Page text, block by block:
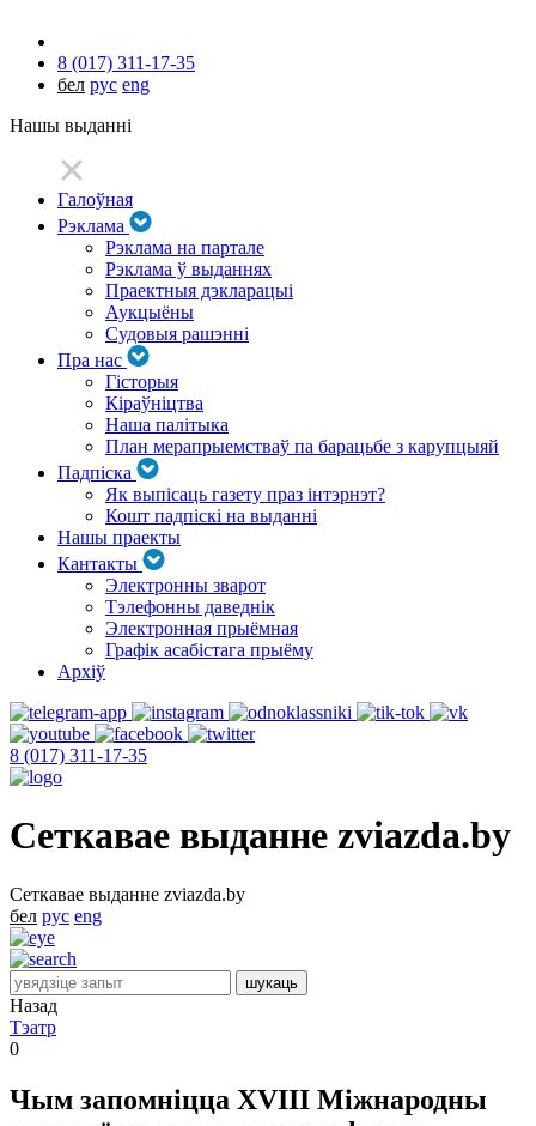
8 (017) 311-17-35
бел рус eng
Нашы выданні
Галоўная
Рэклама
Рэклама на партале
Рэклама ў выданнях
Праектныя дэкларацыі
Аукцыёны
Судовыя рашэнні
Пра нас
Гісторыя
Кіраўніцтва
Наша палітыка
План мерапрыемстваў па барацьбе з карупцыяй
Падпіска
Як выпісаць газету праз інтэрнэт?
Кошт падпіскі на выданні
Нашы праекты
Кантакты
Электронны зварот
Тэлефонны даведнік
Электронная прыёмная
Графік асабістага прыёму
Архіў
8 (017) 311-17-35
Сеткавае выданне zviazda.by
Сеткавае выданне zviazda.by
бел рус eng
Назад
Тэатр
0
Чым запомніцца XVIII Міжнародны